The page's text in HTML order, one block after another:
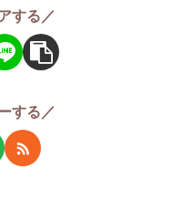
する／
する／